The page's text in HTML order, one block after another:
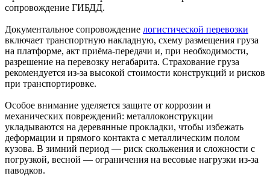
сопровождение ГИБДД.
Документальное сопровождение логистической перевозки
включает транспортную накладную, схему размещения груза
на платформе, акт приёма-передачи и, при необходимости,
разрешение на перевозку негабарита. Страхование груза
рекомендуется из-за высокой стоимости конструкций и рисков
при транспортировке.
Особое внимание уделяется защите от коррозии и
механических повреждений: металлоконструкции
укладываются на деревянные прокладки, чтобы избежать
деформации и прямого контакта с металлическим полом
кузова. В зимний период — риск скольжения и сложности с
погрузкой, весной — ограничения на весовые нагрузки из-за
паводков.